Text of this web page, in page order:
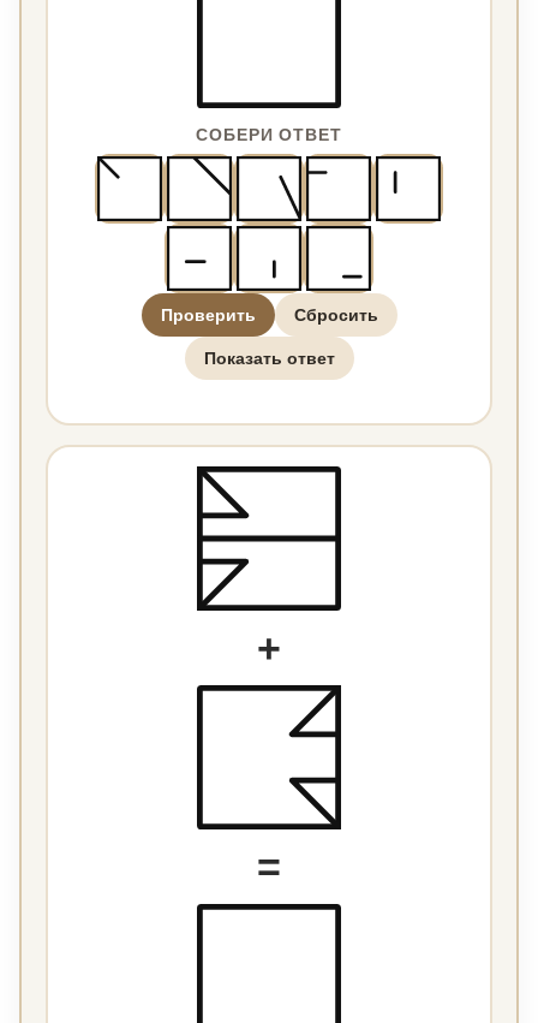
СОБЕРИ ОТВЕТ
Проверить Сбросить
Показать ответ
+
=